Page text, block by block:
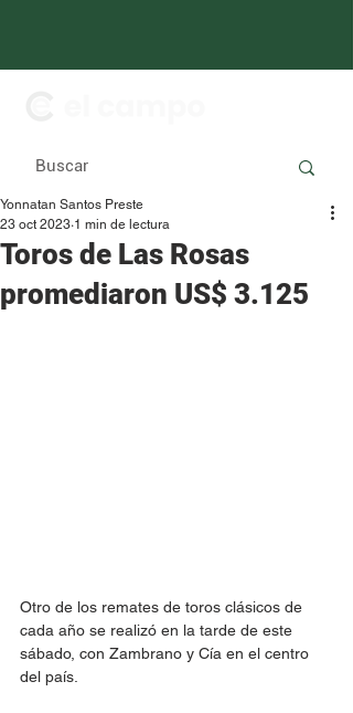
Toros de Las Rosas
promediaron US$ 3.125
Yonnatan Santos Preste
23 oct 2023 1 min de lectura
Otro de los remates de toros clásicos de
cada año se realizó en la tarde de este
sábado, con Zambrano y Cía en el centro
del país.